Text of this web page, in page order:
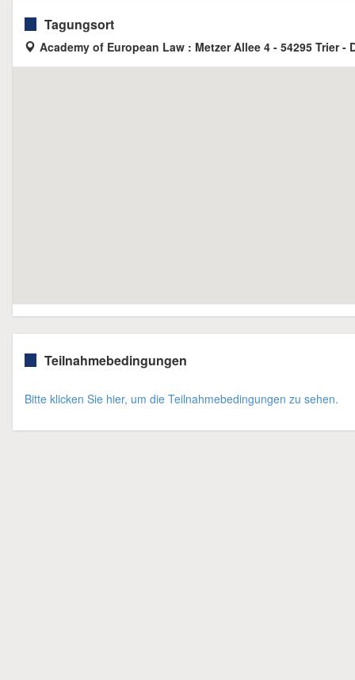
Tagungsort
Academy of European Law : Metzer Allee 4 - 54295 Trier -
Teilnahmebedingungen
Bitte klicken Sie hier, um die Teilnahmebedingungen zu sehen.